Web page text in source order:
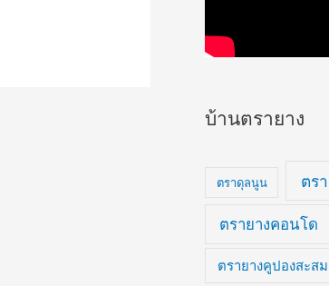
บ้านตรายาง
ตราดุลนูน ตร
ตรายางคอนโด
ตรายางคูปองสะส